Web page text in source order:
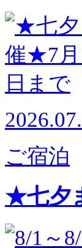
ご宿泊
★七夕